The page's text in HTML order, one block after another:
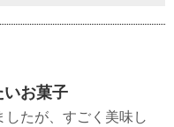
いお菓子
したが、すごく美味し